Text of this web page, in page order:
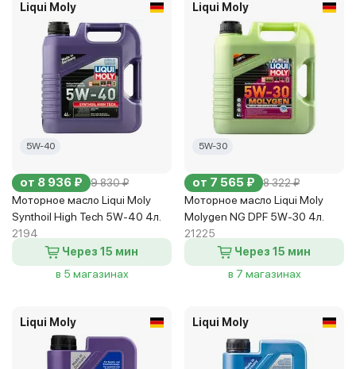
Liqui Moly
5W-40
от 8 936 ₽ 9 830 ₽
Моторное масло Liqui Moly
Synthoil High Tech 5W-40 4л.
2194
Через 15 мин
в 5 магазинах
Liqui Moly
5W-30
от 7 565 ₽ 8 322 ₽
Моторное масло Liqui Moly
Molygen NG DPF 5W-30 4л.
21225
Через 15 мин
в 7 магазинах
Liqui Moly Liqui Moly